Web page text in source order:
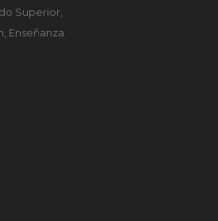
Superior,
Enseñanza